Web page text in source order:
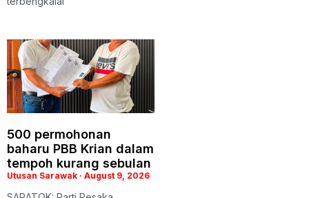
500 permohonan
baharu PBB Krian dalam
tempoh kurang sebulan
Utusan Sarawak August 9, 2026